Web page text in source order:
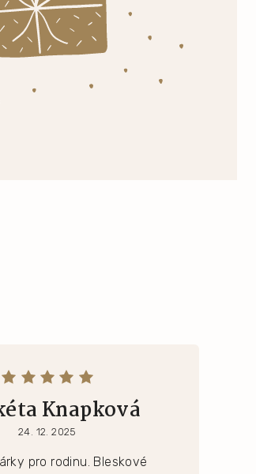
Knapková
24. 12. 2025
pro rodinu. Bleskové